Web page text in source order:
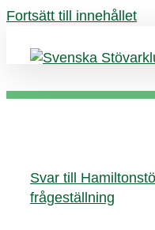
Fortsätt till innehållet
Svar till
frågeställning